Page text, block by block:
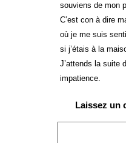
souviens de mon
C’est con à dire
où je me suis
si j’étais à la
J’attends la suite
impatience.
Laissez un